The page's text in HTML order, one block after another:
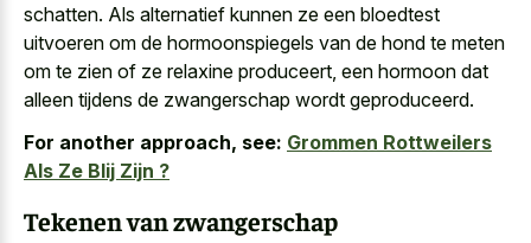
schatten. Als alternatief kunnen ze een bloedtest
uitvoeren om de hormoonspiegels van de hond te meten
om te zien of ze relaxine produceert, een hormoon dat
alleen tijdens de zwangerschap wordt geproduceerd.
For another approach, see: Grommen Rottweilers
Als Ze Blij Zijn ?
Tekenen van zwangerschap